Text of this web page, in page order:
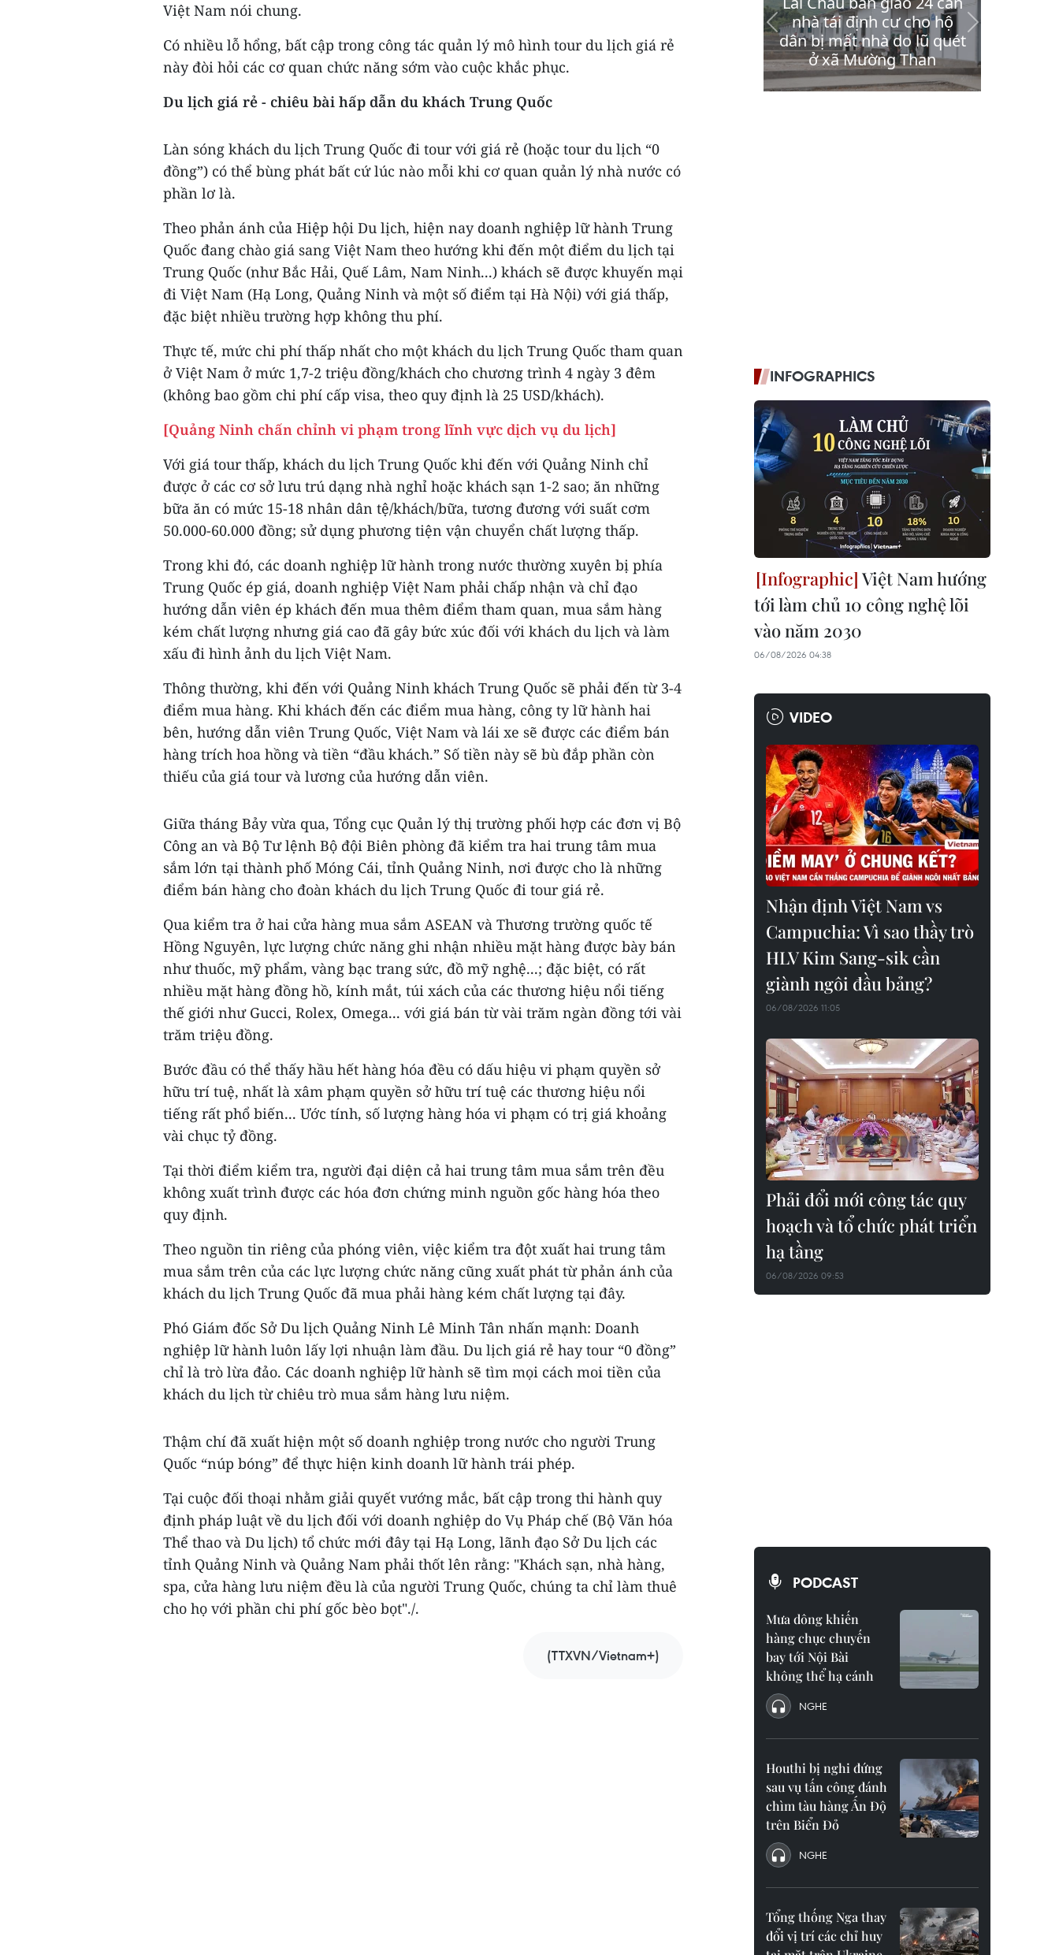
Việt Nam nói chung.
Có nhiều lỗ hổng, bất cập trong công tác quản lý mô hình tour du lịch giá rẻ
này đòi hỏi các cơ quan chức năng sớm vào cuộc khắc phục.
Du lịch giá rẻ - chiêu bài hấp dẫn du khách Trung Quốc
Làn sóng khách du lịch Trung Quốc đi tour với giá rẻ (hoặc tour du lịch “0
đồng”) có thể bùng phát bất cứ lúc nào mỗi khi cơ quan quản lý nhà nước có
phần lơ là.
Theo phản ánh của Hiệp hội Du lịch, hiện nay doanh nghiệp lữ hành Trung
Quốc đang chào giá sang Việt Nam theo hướng khi đến một điểm du lịch tại
Trung Quốc (như Bắc Hải, Quế Lâm, Nam Ninh...) khách sẽ được khuyến mại
đi Việt Nam (Hạ Long, Quảng Ninh và một số điểm tại Hà Nội) với giá thấp,
đặc biệt nhiều trường hợp không thu phí.
Thực tế, mức chi phí thấp nhất cho một khách du lịch Trung Quốc tham quan
ở Việt Nam ở mức 1,7-2 triệu đồng/khách cho chương trình 4 ngày 3 đêm
(không bao gồm chi phí cấp visa, theo quy định là 25 USD/khách).
[Quảng Ninh chấn chỉnh vi phạm trong lĩnh vực dịch vụ du lịch]
Với giá tour thấp, khách du lịch Trung Quốc khi đến với Quảng Ninh chỉ
được ở các cơ sở lưu trú dạng nhà nghỉ hoặc khách sạn 1-2 sao; ăn những
bữa ăn có mức 15-18 nhân dân tệ/khách/bữa, tương đương với suất cơm
50.000-60.000 đồng; sử dụng phương tiện vận chuyển chất lượng thấp.
Trong khi đó, các doanh nghiệp lữ hành trong nước thường xuyên bị phía
Trung Quốc ép giá, doanh nghiệp Việt Nam phải chấp nhận và chỉ đạo
hướng dẫn viên ép khách đến mua thêm điểm tham quan, mua sắm hàng
kém chất lượng nhưng giá cao đã gây bức xúc đối với khách du lịch và làm
xấu đi hình ảnh du lịch Việt Nam.
Thông thường, khi đến với Quảng Ninh khách Trung Quốc sẽ phải đến từ 3-4
điểm mua hàng. Khi khách đến các điểm mua hàng, công ty lữ hành hai
bên, hướng dẫn viên Trung Quốc, Việt Nam và lái xe sẽ được các điểm bán
hàng trích hoa hồng và tiền “đầu khách.” Số tiền này sẽ bù đắp phần còn
thiếu của giá tour và lương của hướng dẫn viên.
Giữa tháng Bảy vừa qua, Tổng cục Quản lý thị trường phối hợp các đơn vị Bộ
Công an và Bộ Tư lệnh Bộ đội Biên phòng đã kiểm tra hai trung tâm mua
sắm lớn tại thành phố Móng Cái, tỉnh Quảng Ninh, nơi được cho là những
điểm bán hàng cho đoàn khách du lịch Trung Quốc đi tour giá rẻ.
Qua kiểm tra ở hai cửa hàng mua sắm ASEAN và Thương trường quốc tế
Hồng Nguyên, lực lượng chức năng ghi nhận nhiều mặt hàng được bày bán
như thuốc, mỹ phẩm, vàng bạc trang sức, đồ mỹ nghệ...; đặc biệt, có rất
nhiều mặt hàng đồng hồ, kính mắt, túi xách của các thương hiệu nổi tiếng
thế giới như Gucci, Rolex, Omega... với giá bán từ vài trăm ngàn đồng tới vài
trăm triệu đồng.
Bước đầu có thể thấy hầu hết hàng hóa đều có dấu hiệu vi phạm quyền sở
hữu trí tuệ, nhất là xâm phạm quyền sở hữu trí tuệ các thương hiệu nổi
tiếng rất phổ biến... Ước tính, số lượng hàng hóa vi phạm có trị giá khoảng
vài chục tỷ đồng.
Tại thời điểm kiểm tra, người đại diện cả hai trung tâm mua sắm trên đều
không xuất trình được các hóa đơn chứng minh nguồn gốc hàng hóa theo
quy định.
Theo nguồn tin riêng của phóng viên, việc kiểm tra đột xuất hai trung tâm
mua sắm trên của các lực lượng chức năng cũng xuất phát từ phản ánh của
khách du lịch Trung Quốc đã mua phải hàng kém chất lượng tại đây.
Phó Giám đốc Sở Du lịch Quảng Ninh Lê Minh Tân nhấn mạnh: Doanh
nghiệp lữ hành luôn lấy lợi nhuận làm đầu. Du lịch giá rẻ hay tour “0 đồng”
chỉ là trò lừa đảo. Các doanh nghiệp lữ hành sẽ tìm mọi cách moi tiền của
khách du lịch từ chiêu trò mua sắm hàng lưu niệm.
Thậm chí đã xuất hiện một số doanh nghiệp trong nước cho người Trung
Quốc “núp bóng” để thực hiện kinh doanh lữ hành trái phép.
Tại cuộc đối thoại nhằm giải quyết vướng mắc, bất cập trong thi hành quy
định pháp luật về du lịch đối với doanh nghiệp do Vụ Pháp chế (Bộ Văn hóa
Thể thao và Du lịch) tổ chức mới đây tại Hạ Long, lãnh đạo Sở Du lịch các
tỉnh Quảng Ninh và Quảng Nam phải thốt lên rằng: "Khách sạn, nhà hàng,
spa, cửa hàng lưu niệm đều là của người Trung Quốc, chúng ta chỉ làm thuê
cho họ với phần chi phí gốc bèo bọt"./.
(TTXVN/Vietnam+)
INFOGRAPHICS
Việt Nam hướng
tới làm chủ 10 công nghệ lõi
vào năm 2030
06/08/2026 04:38
VIDEO
Nhận định Việt Nam vs
Campuchia: Vì sao thầy trò
HLV Kim Sang-sik cần
giành ngôi đầu bảng?
06/08/2026 11:05
Phải đổi mới công tác quy
hoạch và tổ chức phát triển
hạ tầng
06/08/2026 09:53
PODCAST
Mưa dông khiến
hàng chục chuyến
bay tới Nội Bài
không thể hạ cánh
NGHE
Houthi bị nghi đứng
sau vụ tấn công đánh
chìm tàu hàng Ấn Độ
trên Biển Đỏ
NGHE
Tổng thống Nga thay
đổi vị trí các chỉ huy